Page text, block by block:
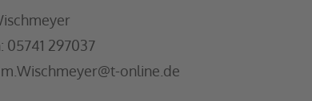
05741 297037
online.de